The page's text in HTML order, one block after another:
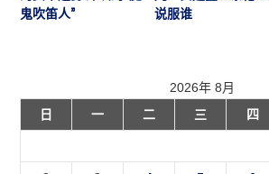
鬼吹笛人”
说服谁
2026年 8月
日
一 二 三 四